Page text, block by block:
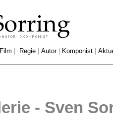
Film Regie Autor| Komponist
- Sven